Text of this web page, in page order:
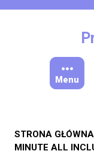
Menu
STRONA GŁÓWNA
MINUTE ALL